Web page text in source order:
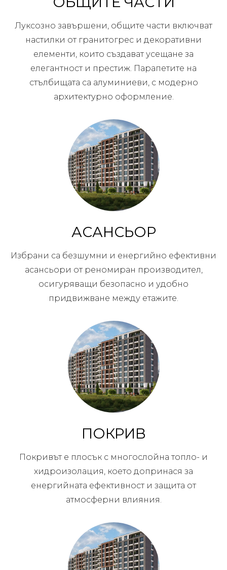
Луксозно завършени, общите части включват
настилки от гранитогрес и декоративни
елементи, които създават усещане за
елегантност и престиж. Парапетите на
стълбищата са алуминиеви, с модерно
архитектурно оформление.
АСАНСЬОР
Избрани са безшумни и енергийно ефективни
асансьори от реномиран производител,
осигуряващи безопасно и удобно
придвижване между етажите.
ПОКРИВ
Покривът е плосък с многослойна топло- и
хидроизолация, което допринася за
енергийната ефективност и защита от
атмосферни влияния.